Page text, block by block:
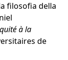
filosofia della
à la
de